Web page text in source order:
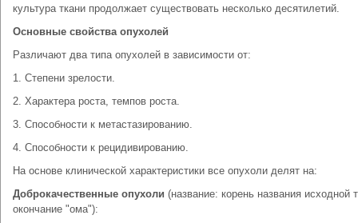
культура ткани продолжает существовать несколько десятилетий.
Основные свойства опухолей
Различают два типа опухолей в зависимости от:
1. Степени зрелости.
2. Характера роста, темпов роста.
3. Способности к метастазированию.
4. Способности к рецидивированию.
На основе клинической характеристики все опухоли делят на:
Доброкачественные опухоли (название: корень названия исходной
окончание "ома"):